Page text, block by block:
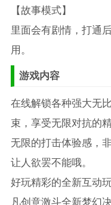
【故事模式】
里面会有剧情，打通
用。
游戏内容
在线解锁各种强大无
束，享受无限对抗的精
无限的打击体验感，
让人欲罢不能哦。
好玩精彩的全新互动
凡创意激斗全新梦幻决